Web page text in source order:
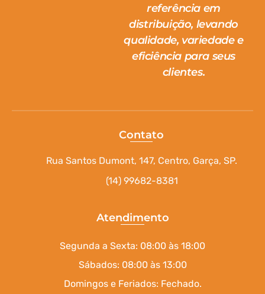
referência em
distribuição, levando
qualidade, variedade e
eficiência para seus
clientes.
Contato
Rua Santos Dumont, 147, Centro, Garça, SP.
(14) 99682-8381
Atendimento
Segunda a Sexta: 08:00 às 18:00
Sábados: 08:00 às 13:00
Domingos e Feriados: Fechado.